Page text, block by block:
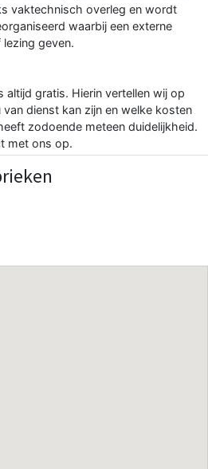
vaktechnisch overleg en wordt
waarbij een externe
geven.
altijd gratis. Hierin vertellen wij op
dienst kan zijn en welke kosten
zodoende meteen duidelijkheid.
met ons op.